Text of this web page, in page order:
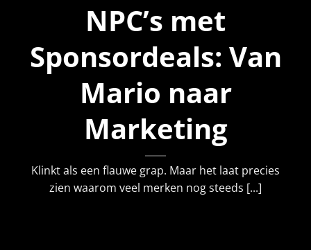
NPC’s met
Sponsordeals: Van
Mario naar
Marketing
Klinkt als een flauwe grap. Maar het laat precies
zien waarom veel merken nog steeds [...]